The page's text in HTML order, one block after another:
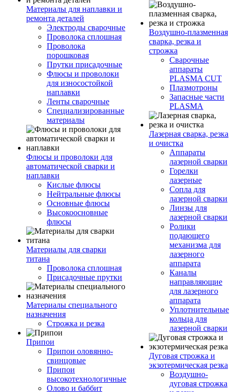
Материалы для наплавки и
ремонта деталей
Электроды сварочные
Проволока сплошная
Проволока
порошковая
Прутки присадочные
Флюсы и проволоки
для износостойкой
наплавки
Ленты сварочные
Специализированные
материалы
Флюсы и проволоки для
автоматической сварки и
наплавки
Кислые флюсы
Нейтральные флюсы
Основные флюсы
Высокоосновные
флюсы
Материалы для сварки
титана
Проволока сплошная
Присадочные прутки
Материалы специального
назначения
Строжка и резка
Припои
Припои оловянно-
свинцовые
Припои
высокотехнологичные
Олово и баббит
Воздушно-плазменная
сварка, резка и
строжка
Сварочные
аппараты
PLASMA CUT
Плазмотроны
Запасные части
PLASMA
Лазерная сварка, резка
и очистка
Аппараты
лазерной сварки
Горелки
лазерные
Сопла для
лазерной сварки
Линзы для
лазерной сварки
Ролики
подающего
механизма для
лазерного
аппарата
Каналы
направляющие
для лазерного
аппарата
Уплотнительные
кольца для
лазерной сварки
Дуговая строжка и
экзотермическая резка
Воздушно-
дуговая строжка